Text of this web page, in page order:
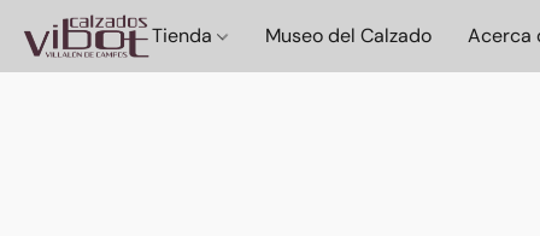
Tienda Museo del Calzado Acerca